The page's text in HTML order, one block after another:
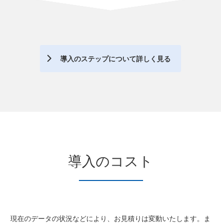
導入のステップについて詳しく見る
導入のコスト
現在のデータの状況などにより、お見積りは変動いたします。ま